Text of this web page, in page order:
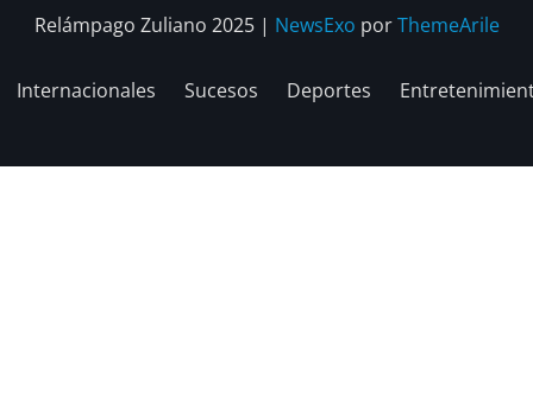
Relámpago Zuliano 2025 | NewsExo porThemeArile
Internacionales Sucesos Deportes